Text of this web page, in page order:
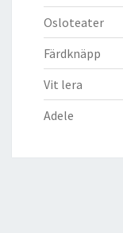
Osloteater
Färdknäpp
Vit lera
Adele